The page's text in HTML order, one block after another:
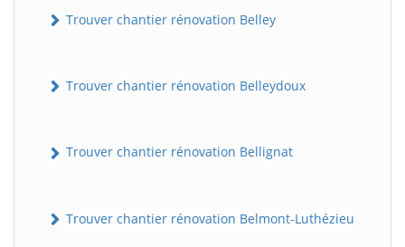
Trouver chantier rénovation Belley
Trouver chantier rénovation Belleydoux
Trouver chantier rénovation Bellignat
Trouver chantier rénovation Belmont-Luthézieu